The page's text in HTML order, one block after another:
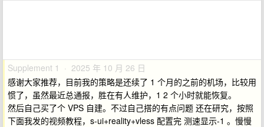
Supplement 1 · 2025 年 10 月 26 日
感谢大家推荐，目前我的策略是还续了 1 个月的之前的机场，比较用
惯了，虽然最近总通报，胜在有人维护，1 2 个小时就能恢复。
然后自己买了个 VPS 自建。不过自己搭的有点问题 还在研究，按照
下面我发的视频教程，s-ui+reality+vless 配置完 测速显示-1 。慢慢